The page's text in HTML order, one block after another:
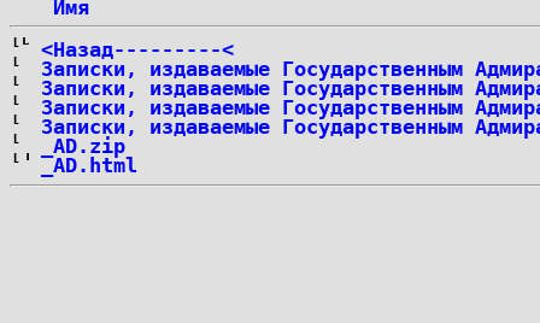
Имя
<Назад---------<
Записки, издаваемые Государственным
Записки, издаваемые Государственным
Записки, издаваемые Государственным
Записки, издаваемые Государственным
_AD.zip
_AD.html